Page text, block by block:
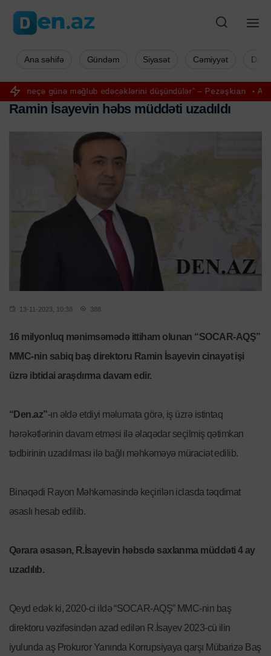
məğlub edəcəklərini düşündülər” – Pezəşkian Aya ilk addımı
Ana səhifə Gündəm Siyasət Cəmiyyət
Ramin İsayevin həbs müddəti uzadıldı
13-11-2023, 10:38 388
16 milyonluq mənimsəmədə ittiham olunan “SOCAR-AQŞ”
MMC-nin sabiq baş direktoru Ramin İsayevin cinayət işi
üzrə ibtidai araşdırma davam edir.
“Den.az”-ın əldə etdiyi məlumata görə, iş üzrə istintaq
hərəkətlərinin davam etməsi ilə əlaqədar seçilmiş qətimkan
tədbirinin uzadılması ilə bağlı məhkəməyə müraciət edilib.
Binəqədi Rayon Məhkəməsində keçirilən iclasda təqdimat
əsaslı hesab edilib.
Qərara əsasən, R.İsayevin həbsdə saxlanma müddəti 4 ay
uzadılıb.
Qeyd edək ki, 2020-ci ildə “SOCAR-AQŞ” MMC-nin baş
direktoru vəzifəsindən azad edilən R.İsayev 2023-cü ilin
iyulunda aş Prokuror Yanında Korrupsiyaya qarşı Mübarizə Baş